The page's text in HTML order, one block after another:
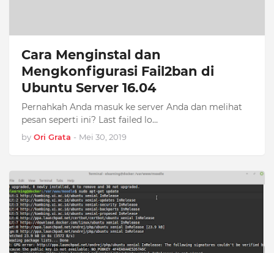
Cara Menginstal dan
Mengkonfigurasi Fail2ban di
Ubuntu Server 16.04
Pernahkah Anda masuk ke server Anda dan melihat
pesan seperti ini? Last failed lo…
by Ori Grata - Mei 30, 2019